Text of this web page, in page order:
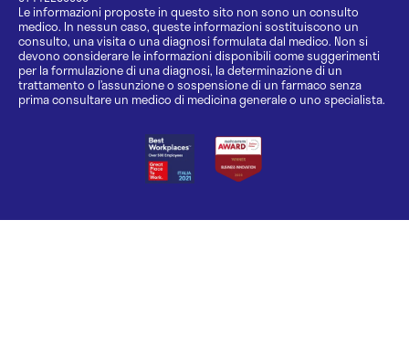
Le informazioni proposte in questo sito non sono un consulto
medico. In nessun caso, queste informazioni sostituiscono un
consulto, una visita o una diagnosi formulata dal medico. Non si
devono considerare le informazioni disponibili come suggerimenti
per la formulazione di una diagnosi, la determinazione di un
trattamento o l’assunzione o sospensione di un farmaco senza
prima consultare un medico di medicina generale o uno specialista.